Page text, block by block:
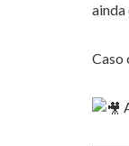
ainda
Caso